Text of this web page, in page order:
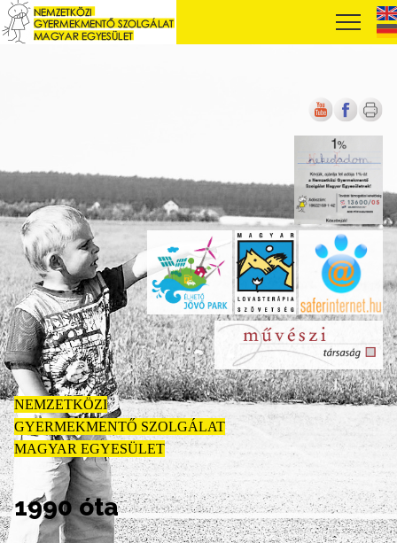
NEMZETKÖZI
GYERMEKMENTŐ SZOLGÁLAT
MAGYAR EGYESÜLET
1990 óta